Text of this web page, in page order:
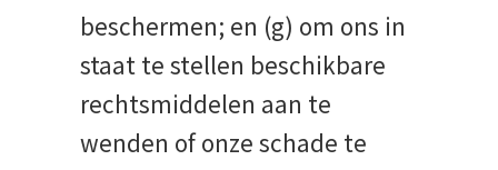
beschermen; en (g) om ons in
staat te stellen beschikbare
rechtsmiddelen aan te
wenden of onze schade te